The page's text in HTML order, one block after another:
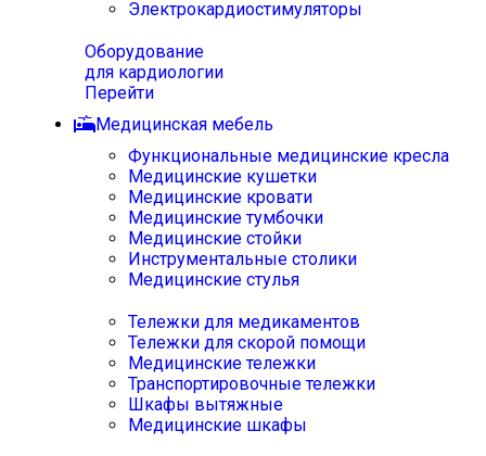
Электрокардиостимуляторы
Оборудование
для кардиологии
Перейти
Медицинская мебель
Функциональные медицинские кресла
Медицинские кушетки
Медицинские кровати
Медицинские тумбочки
Медицинские стойки
Инструментальные столики
Медицинские стулья
Тележки для медикаментов
Тележки для скорой помощи
Медицинские тележки
Транспортировочные тележки
Шкафы вытяжные
Медицинские шкафы